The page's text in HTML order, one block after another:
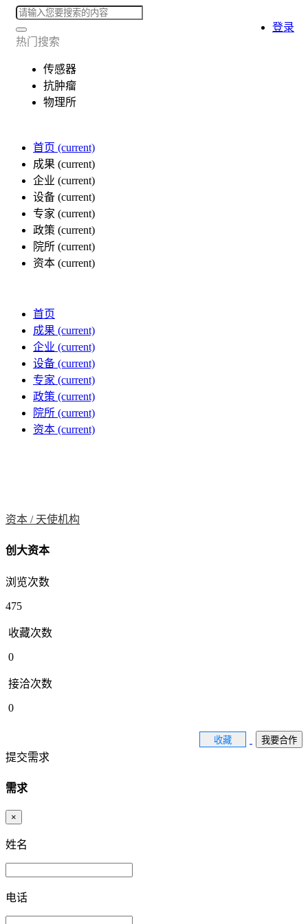
热门搜索
传感器
抗肿瘤
物理所
首页 (current)
成果 (current)
企业 (current)
设备 (current)
专家 (current)
政策 (current)
院所 (current)
资本 (current)
登录
首页
成果 (current)
企业 (current)
设备 (current)
专家 (current)
政策 (current)
院所 (current)
资本 (current)
资本 / 天使机构
创大资本
浏览次数
475
收藏次数
0
接洽次数
0
收藏 我要合作
提交需求
需求
×
姓名
电话